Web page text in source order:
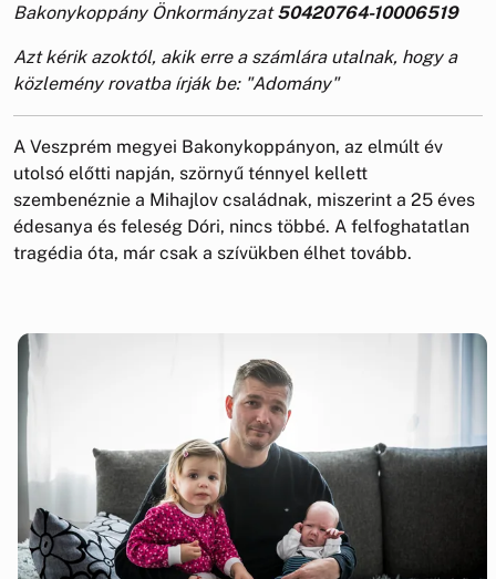
Bakonykoppány Önkormányzat50420764-10006519
Azt kérik azoktól, akik erre a számlára utalnak, hogy a
közlemény rovatba írják be: "Adomány"
A Veszprém megyei Bakonykoppányon, az elmúlt év
utolsó előtti napján, szörnyű ténnyel kellett
szembenéznie a Mihajlov családnak, miszerint a 25 éves
édesanya és feleség Dóri, nincs többé. A felfoghatatlan
tragédia óta, már csak a szívükben élhet tovább.